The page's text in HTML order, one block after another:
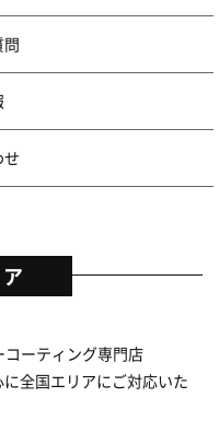
ーティング専門店
全国エリアにご対応いた